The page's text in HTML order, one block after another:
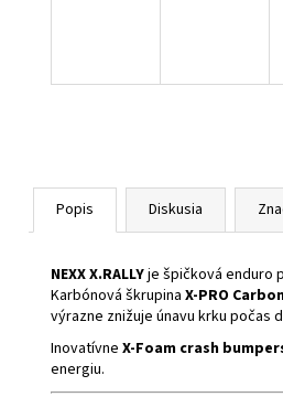
Popis Diskusia
NEXX X.RALLYje špičková enduro
Karbónová škrupina X-PRO
výrazne znižuje únavu krku počas
Inovatívne X-Foam crash
energiu.